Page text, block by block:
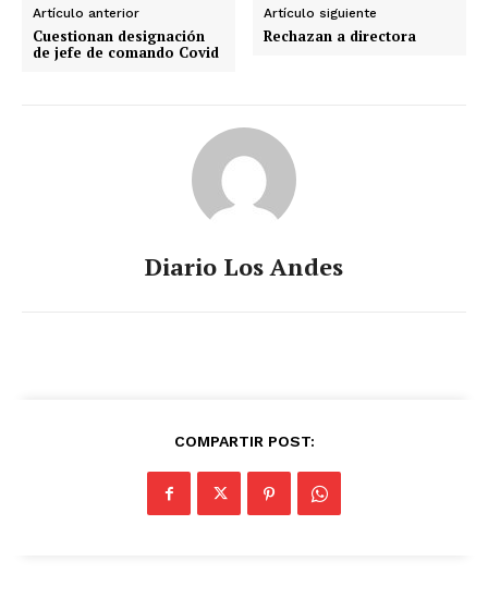
Artículo anterior
Cuestionan designación
de jefe de comando Covid
Artículo siguiente
Rechazan a directora
Diario Los Andes
COMPARTIR POST: